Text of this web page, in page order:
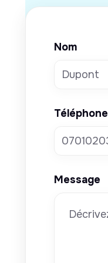
Nom
Téléphone
Message